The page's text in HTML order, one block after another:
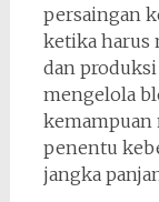
persaingan
ketika harus
dan
mengelola
kemampuan
penentu
jangka